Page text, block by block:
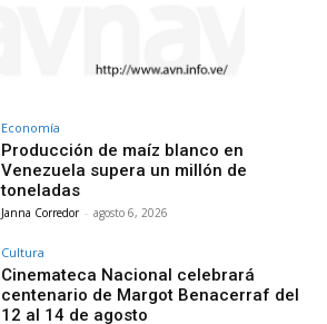
Economía
Producción de maíz blanco en
Venezuela supera un millón de
toneladas
Janna Corredor - agosto 6, 2026
Cultura
Cinemateca Nacional celebrará
centenario de Margot Benacerraf del
12 al 14 de agosto